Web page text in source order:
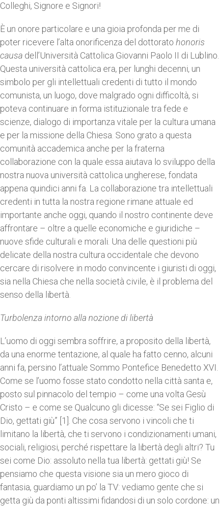
Colleghi, Signore e Signori!
È un onore particolare e una gioia profonda per me di
poter ricevere l’alta onorificenza del dottorato honoris
causa dell’Università Cattolica Giovanni Paolo II di Lublino.
Questa università cattolica era, per lunghi decenni, un
simbolo per gli intellettuali credenti di tutto il mondo
comunista, un luogo, dove malgrado ogni difficoltà, si
poteva continuare in forma istituzionale tra fede e
scienze, dialogo di importanza vitale per la cultura umana
e per la missione della Chiesa. Sono grato a questa
comunità accademica anche per la fraterna
collaborazione con la quale essa aiutava lo sviluppo della
nostra nuova università cattolica ungherese, fondata
appena quindici anni fa. La collaborazione tra intellettuali
credenti in tutta la nostra regione rimane attuale ed
importante anche oggi, quando il nostro continente deve
affrontare – oltre a quelle economiche e giuridiche –
nuove sfide culturali e morali. Una delle questioni più
delicate della nostra cultura occidentale che devono
cercare di risolvere in modo convincente i giuristi di oggi,
sia nella Chiesa che nella società civile, è il problema del
senso della libertà.
Turbolenza intorno alla nozione di libertà
L’uomo di oggi sembra soffrire, a proposito della libertà,
da una enorme tentazione, al quale ha fatto cenno, alcuni
anni fa, persino l’attuale Sommo Pontefice Benedetto XVI.
Come se l’uomo fosse stato condotto nella città santa e,
posto sul pinnacolo del tempio – come una volta Gesù
Cristo – e come se Qualcuno gli dicesse: “Se sei Figlio di
Dio, gettati giù” [1]. Che cosa servono i vincoli che ti
limitano la libertà, che ti servono i condizionamenti umani,
sociali, religiosi, perché rispettare la libertà degli altri? Tu
sei come Dio: assoluto nella tua libertà: gettati giù! Se
pensiamo che questa visione sia un mero gioco di
fantasia, guardiamo un po’ la TV: vediamo gente che si
getta giù da ponti altissimi fidandosi di un solo cordone: un